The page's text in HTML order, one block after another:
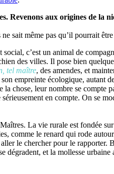
Revenons aux origines de la
sait même pas qu’il pourrait
c’est un animal de
des villes. Il pose bien
tel maître, des amendes, et
empreinte écologique, autant
chose, leur nombre se compte
en compte. On se
Maîtres. La vie rurale est fondée
comme le renard qui rode
le chercher pour le
et la mollesse